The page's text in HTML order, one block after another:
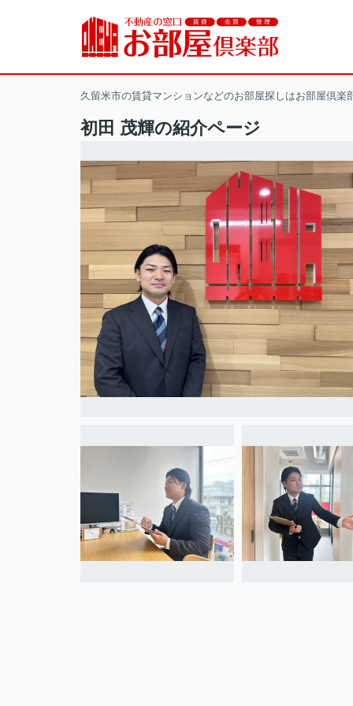
久留米市の賃貸マンションなどのお部屋探しはお部屋倶楽
初田 茂輝の紹介ページ